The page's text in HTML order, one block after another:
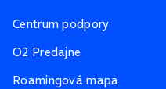
Centrum podpory
O2 Predajne
Roamingová mapa